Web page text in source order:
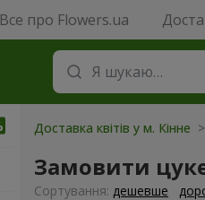
Все про Flowers.ua
Доставка квітів у м. Кінне
Замовити
Сортування: дешевше